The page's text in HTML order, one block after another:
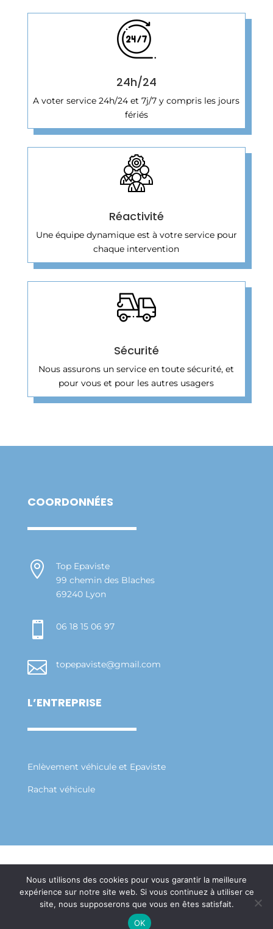
24h/24
A voter service 24h/24 et 7j/7 y compris les jours
fériés
Réactivité
Une équipe dynamique est à votre service pour
chaque intervention
Sécurité
Nous assurons un service en toute sécurité, et
pour vous et pour les autres usagers
COORDONNÉES

Top Epaviste
99 chemin des Blaches
69240 Lyon
 06 18 15 06 97
 topepaviste@gmail.com
L’ENTREPRISE
Enlèvement véhicule et Epaviste
Rachat véhicule
Plan du Site
Création Site Internet Saint-Etienne | WEBILIKO
|
Nous utilisons des cookies pour vous garantir la meilleure
expérience sur notre site web. Si vous continuez à utiliser ce
site, nous supposerons que vous en êtes satisfait.
OK